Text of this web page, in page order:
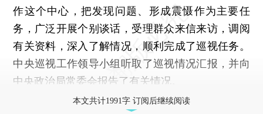
作这个中心，把发现问题、形成震慑作为主要任
务，广泛开展个别谈话，受理群众来信来访，调阅
有关资料，深入了解情况，顺利完成了巡视任务。
中央巡视工作领导小组听取了巡视情况汇报，并向
中央政治局常委会报告了有关情况。
本文共计1991字 订阅后继续阅读